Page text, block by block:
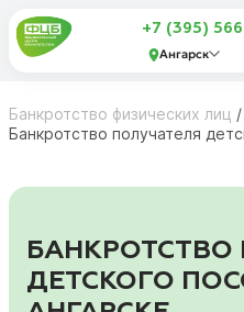
+7 (395)
Ангарск
Банкротство физических лиц /
Банкротство получателя
БАНКРОТСТВО
ДЕТСКОГО